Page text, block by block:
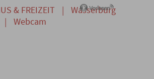
& FREIZEIT |
Wasserburg
| Webcam